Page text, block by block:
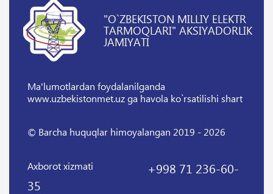
"O`ZBEKISTON MILLIY ELEKTR
TARMOQLARI" AKSIYADORLIK
JAMIYATI
Ma'lumotlardan foydalanilganda
www.uzbekistonmet.uz ga havola ko`rsatilishi shart
© Barcha huquqlar himoyalangan 2019 - 2026
Axborot xizmati
+998 71 236-60-
35